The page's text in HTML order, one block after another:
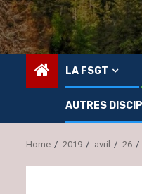
LA FSGT
AUTRES
Home 2019 avril 26